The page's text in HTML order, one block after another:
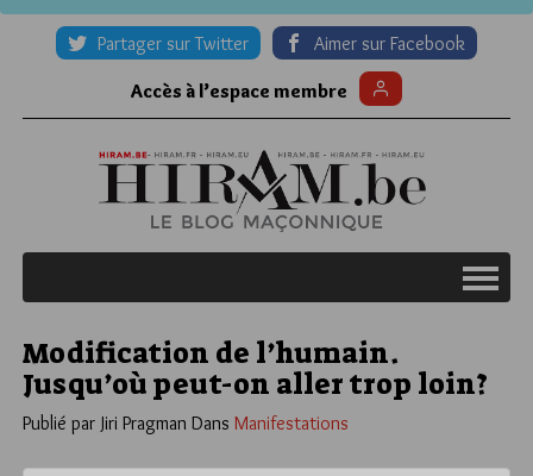
Partager sur Twitter Aimer sur Facebook
Accès à l’espace membre
Modification de l’humain.
Jusqu’où peut-on aller trop loin?
Publié par Jiri Pragman Dans Manifestations